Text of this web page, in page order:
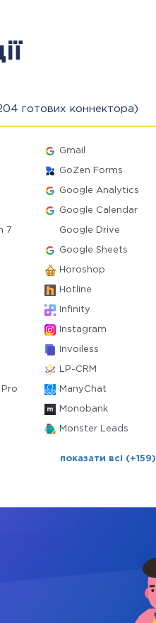
готових коннектора)
Gmail
GoZen Forms
Google Analytics
Google Calendar
7 Google Drive
Google Sheets
Horoshop
Hotline
Infinity
Instagram
Invoiless
LP-CRM
ManyChat
Monobank
Monster Leads
показати всі (+159)